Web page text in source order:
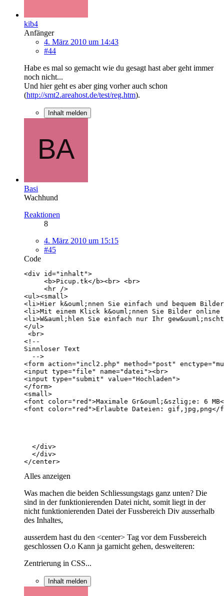
kib4
Anfänger
4. März 2010 um 14:43
#44
Habe es mal so gemacht wie du gesagt hast aber geht immer
noch nicht...
Und hier geht es aber ging vorher auch schon
(http://smt2.areahost.de/test/reg.htm).
Inhalt melden
Basi
Wachhund
Reaktionen
8
4. März 2010 um 15:15
#45
Code
</center>
Alles anzeigen
Was machen die beiden Schliessungstags ganz unten? Die
sind in der funktionierenden Datei nicht, somit liegt in der
nicht funktionierenden Datei der Fussbereich Div ausserhalb
des Inhaltes,
ausserdem hast du den <center> Tag vor dem Fussbereich
geschlossen O.o Kann ja garnicht gehen, desweiteren:
Zentrierung in CSS...
Inhalt melden